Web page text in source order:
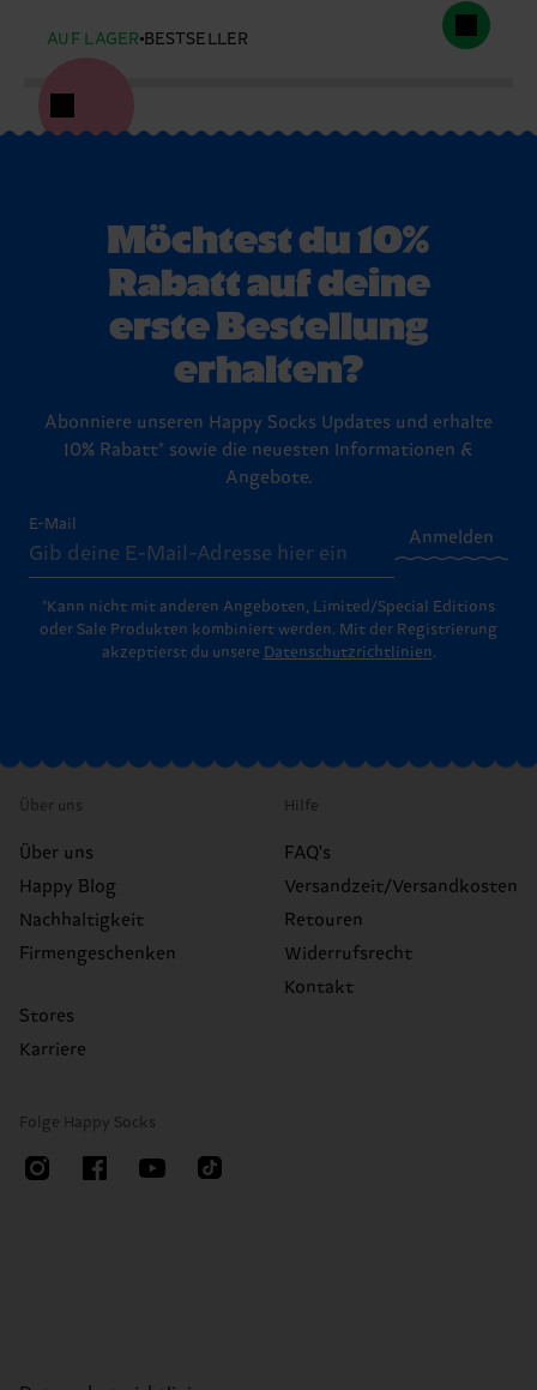
AUF LAGER BESTSELLER
Möchtest du 10%
Rabatt auf deine
erste Bestellung
erhalten?
Abonniere unseren Happy Socks Updates und erhalte
10% Rabatt* sowie die neuesten Informationen &
Angebote.
E-Mail
Anmelden
*Kann nicht mit anderen Angeboten, Limited/Special Editions
oder Sale Produkten kombiniert werden. Mit der Registrierung
akzeptierst du unsere Datenschutzrichtlinien.
Über uns
Über uns
Happy Blog
Nachhaltigkeit
Firmengeschenken
Stores
Karriere
Hilfe
FAQ's
Versandzeit/Versandkosten
Retouren
Widerrufsrecht
Kontakt
Folge Happy Socks